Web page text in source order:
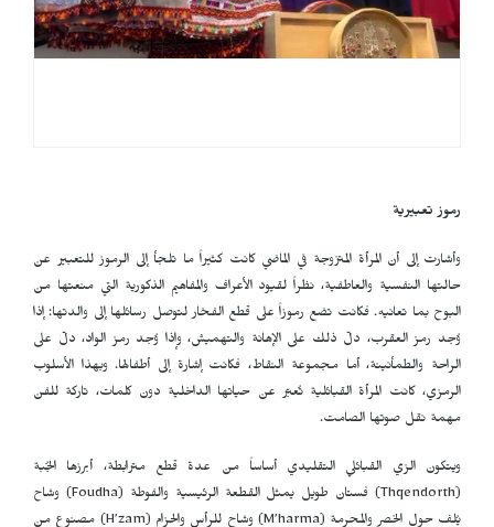
رموز تعبيرية
وأشارت إلى أن المرأة المتزوجة في الماضي كانت كثيراً ما تلجأ إلى الرموز للتعبير عن
حالتها النفسية والعاطفية، نظراً لقيود الأعراف والمفاهيم الذكورية التي منعتها من
البوح بما تعانيه. فكانت تضع رموزاً على قطع الفخار لتوصل رسائلها إلى والدتها: إذا
وُجد رمز العقرب، دلّ ذلك على الإهانة والتهميش، وإذا وُجد رمز الواد، دلّ على
الراحة والطمأنينة، أما مجموعة النقاط، فكانت إشارة إلى أطفالها. وبهذا الأسلوب
الرمزي، كانت المرأة القبائلية تُعبّر عن حياتها الداخلية دون كلمات، تاركة للفن
مهمة نقل صوتها الصامت.
ويتكون الزي القبائلي التقليدي أساساً من عدة قطع مترابطة، أبرزها الجُبة
(
Thqendorth) فستان طويل يمثل القطعة الرئيسية والفوطة (Foudha) وشاح
يُلف حول الخصر والمحرمة (M’harma) وشاح للرأس والحزام (H’zam) مصنوع من